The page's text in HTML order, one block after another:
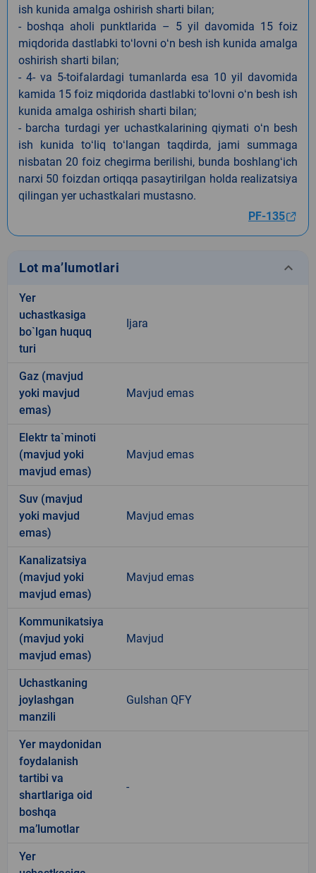
ish kunida amalga oshirish sharti bilan;
- boshqa aholi punktlarida – 5 yil davomida 15 foiz
miqdorida dastlabki toʻlovni oʻn besh ish kunida amalga
oshirish sharti bilan;
- 4- va 5-toifalardagi tumanlarda esa 10 yil davomida
kamida 15 foiz miqdorida dastlabki toʻlovni oʻn besh ish
kunida amalga oshirish sharti bilan;
- barcha turdagi yer uchastkalarining qiymati oʻn besh
ish kunida toʻliq toʻlangan taqdirda, jami summaga
nisbatan 20 foiz chegirma berilishi, bunda boshlangʻich
narxi 50 foizdan ortiqqa pasaytirilgan holda realizatsiya
qilingan yer uchastkalari mustasno.
PF-135
Lot ma’lumotlari keyboard_arrow_down
Yer
uchastkasiga
bo`lgan huquq
turi
Ijara
Gaz (mavjud
yoki mavjud
emas)
Mavjud emas
Elektr ta`minoti
(mavjud yoki
mavjud emas)
Mavjud emas
Suv (mavjud
yoki mavjud
emas)
Mavjud emas
Kanalizatsiya
(mavjud yoki
mavjud emas)
Mavjud emas
Kommunikatsiya
(mavjud yoki
mavjud emas)
Mavjud
Uchastkaning
joylashgan
manzili
Gulshan QFY
Yer maydonidan
foydalanish
tartibi va
shartlariga oid
boshqa
ma’lumotlar
-
Yer